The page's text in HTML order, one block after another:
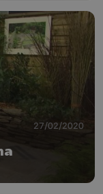
27/02/2020